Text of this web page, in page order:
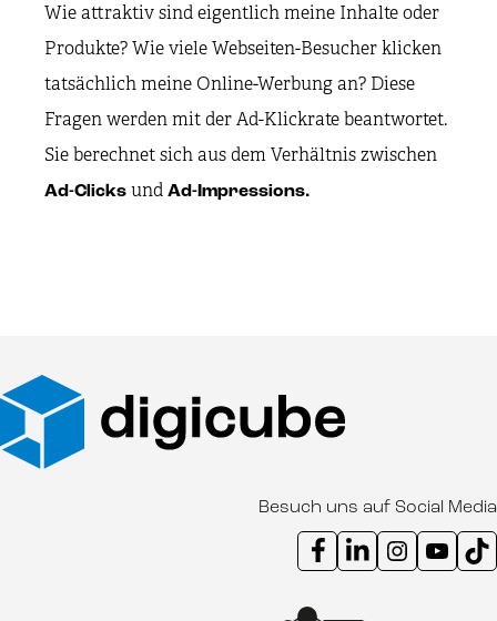
Wie attraktiv sind eigentlich meine Inhalte oder
Produkte? Wie viele Webseiten-Besucher klicken
tatsächlich meine Online-Werbung an? Diese
Fragen werden mit der Ad-Klickrate beantwortet.
Sie berechnet sich aus dem Verhältnis zwischen
Ad-Clicks und Ad-Impressions.
Besuch uns auf Social Media
Instagram Kanal digicube
Youtube Kanal